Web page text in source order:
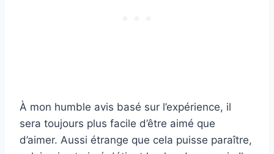
À mon humble avis basé sur l’expérience, il
sera toujours plus facile d’être aimé que
d’aimer. Aussi étrange que cela puisse paraître,